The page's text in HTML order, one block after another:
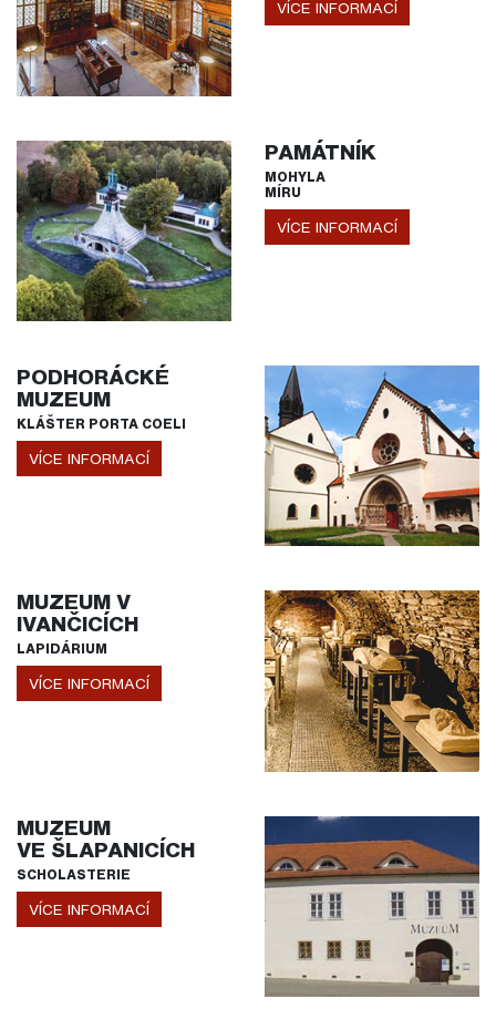
VÍCE INFORMACÍ
PAMÁTNÍK
MOHYLA
MÍRU
VÍCE INFORMACÍ
PODHORÁCKÉ
MUZEUM
KLÁŠTER PORTA COELI
VÍCE INFORMACÍ
MUZEUM V
IVANČICÍCH
LAPIDÁRIUM
VÍCE INFORMACÍ
MUZEUM
VE ŠLAPANICÍCH
SCHOLASTERIE
VÍCE INFORMACÍ